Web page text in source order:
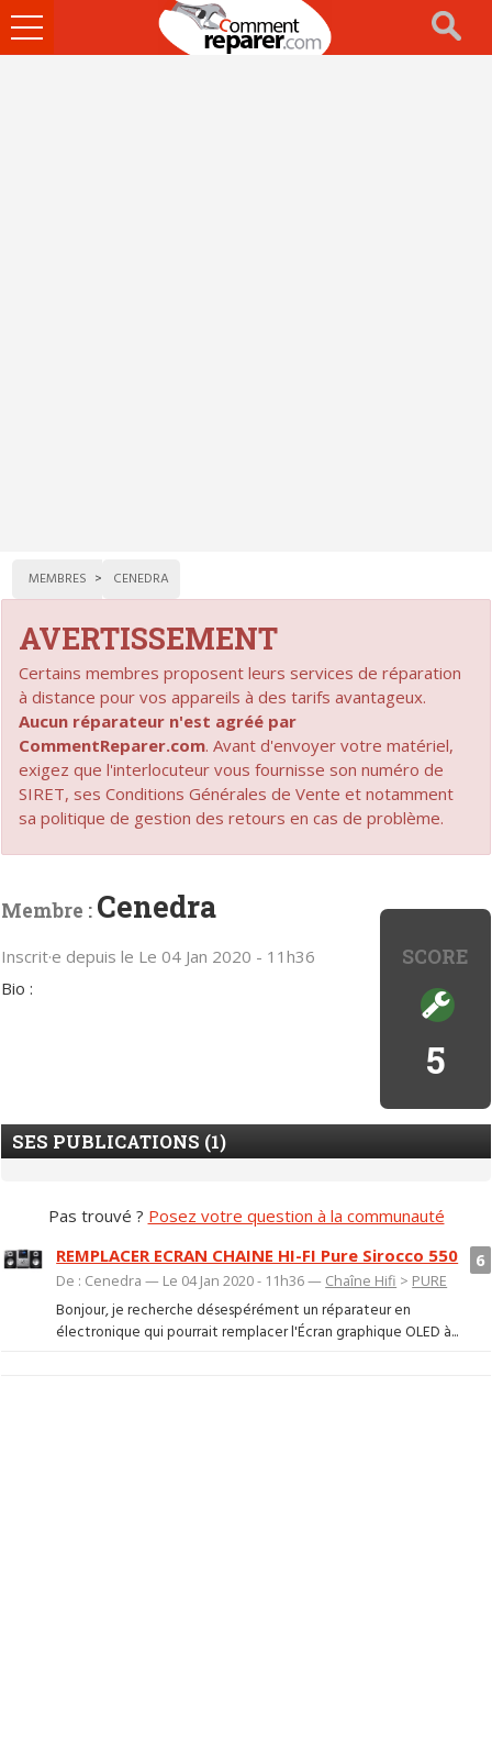
Ouvrir
le
MEMBRES CENEDRA
AVERTISSEMENT
Certains membres proposent leurs services de réparation
à distance pour vos appareils à des tarifs avantageux.
Aucun réparateur n'est agréé par
CommentReparer.com. Avant d'envoyer votre matériel,
exigez que l'interlocuteur vous fournisse son numéro de
SIRET, ses Conditions Générales de Vente et notamment
sa politique de gestion des retours en cas de problème.
SCORE
5
Membre : Cenedra
Inscrit·e depuis le Le 04 Jan 2020 - 11h36
Bio :
SES PUBLICATIONS (1)
Pas trouvé ? Posez votre question à la communauté
6
REMPLACER ECRAN CHAINE HI-FI Pure Sirocco 550
De : Cenedra — Le 04 Jan 2020 - 11h36 — Chaîne Hifi > PURE
Bonjour, je recherche désespérément un réparateur en
électronique qui pourrait remplacer l'Écran graphique OLED à...